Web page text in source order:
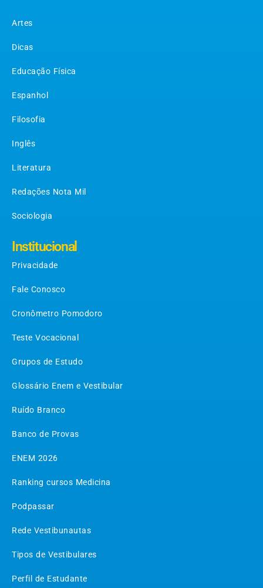
Artes
Dicas
Educação Física
Espanhol
Filosofia
Inglês
Literatura
Redações Nota Mil
Sociologia
Institucional
Privacidade
Fale Conosco
Cronômetro Pomodoro
Teste Vocacional
Grupos de Estudo
Glossário Enem e Vestibular
Ruído Branco
Banco de Provas
ENEM 2026
Ranking cursos Medicina
Podpassar
Rede Vestibunautas
Tipos de Vestibulares
Perfil de Estudante